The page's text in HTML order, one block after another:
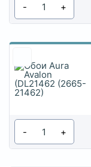
- +
- +